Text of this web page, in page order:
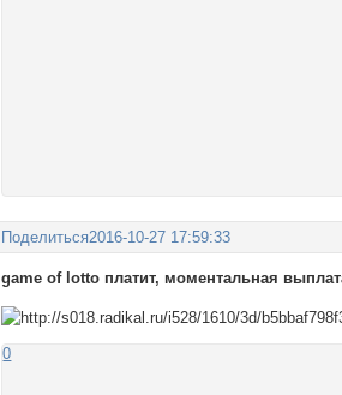
Поделиться2016-10-27 17:59:33
game of lotto платит, моментальная
0